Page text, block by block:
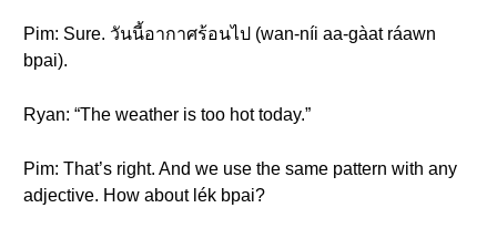
Pim: Sure. วันนี้อากาศร้อนไป (wan-níi aa-gàat ráawn
bpai).
Ryan: “The weather is too hot today.”
Pim: That’s right. And we use the same pattern with any
adjective. How about lék bpai?